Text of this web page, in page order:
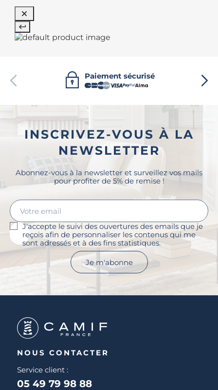
Paiement sécurisé
INSCRIVEZ-VOUS À LA
NEWSLETTER
Abonnez-vous à la newsletter et surveillez vos mails
pour profiter de 5% de remise !
J'accepte le suivi des ouvertures des emails que je
reçois afin de personnaliser les contenus qui me
sont adressés et à des fins statistiques.
Je m'abonne
NOUS CONTACTER
Service client :
05 49 79 98 88